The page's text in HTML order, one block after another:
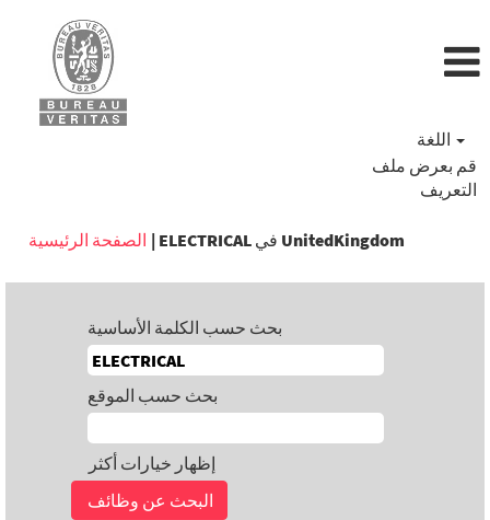
قم بعرض ملف
التعريف
الصفحة الرئيسية | ELECTRICAL في UnitedKingdom
بحث حسب الكلمة الأساسية
بحث حسب الموقع
إظهار خيارات أكثر